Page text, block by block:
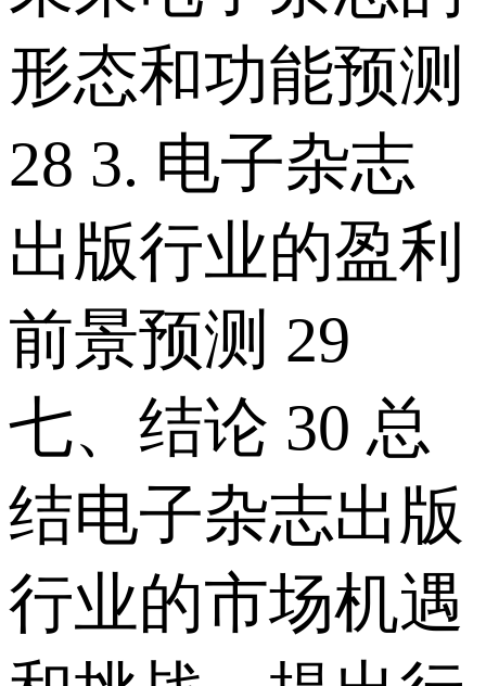
形态和功能预测
28 3. 电子杂志
出版行业的盈利
前景预测 29
七、结论 30 总
结电子杂志出版
行业的市场机遇